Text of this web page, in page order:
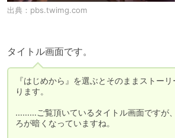
出典： pbs.twimg.com
タイトル画面です。
『はじめから』を選ぶとそのままストー
ります。
………ご覧頂いているタイトル画面ですが
ろが暗くなっていますね。